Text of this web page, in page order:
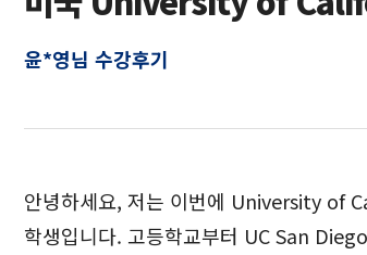
윤*영님 수강후기
안녕하세요, 저는 이번에 University of
학생입니다. 고등학교부터 UC San